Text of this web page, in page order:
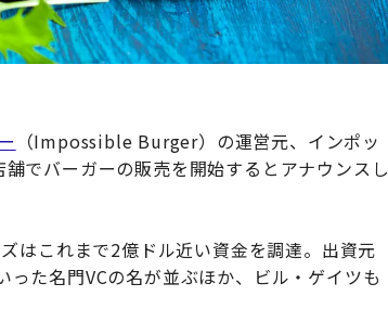
（Impossible Burger）の運営元、インポッ
でバーガーの販売を開始するとアナウンスし
はこれまで2億ドル近い資金を調達。出資元
た名門VCの名が並ぶほか、ビル・ゲイツも